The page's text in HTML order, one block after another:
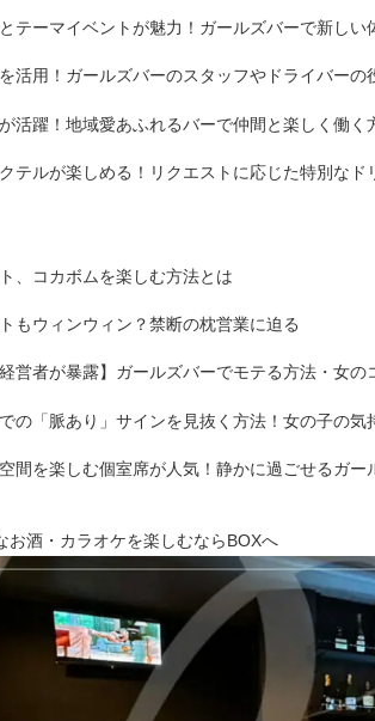
テーマイベントが魅力！ガールズバーで新しい
活用！ガールズバーのスタッフやドライバーの
活躍！地域愛あふれるバーで仲間と楽しく働く
テルが楽しめる！リクエストに応じた特別なド
、コカボムを楽しむ方法とは
もウィンウィン？禁断の枕営業に迫る
経営者が暴露】ガールズバーでモテる方法・女の
の「脈あり」サインを見抜く方法！女の子の気
間を楽しむ個室席が人気！静かに過ごせるガー
お酒・カラオケを楽しむならBOXへ